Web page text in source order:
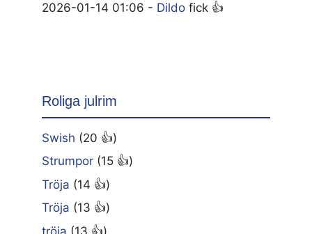
2026-01-14 01:06 - Dildo fick 👍
Roliga julrim
Swish (20 👍)
Strumpor (15 👍)
Tröja (14 👍)
Tröja (13 👍)
tröja (13 👍)